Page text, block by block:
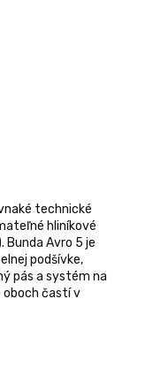
technické
hliníkové
Bunda Avro 5 je
podšívke,
pás a systém na
oboch častí v